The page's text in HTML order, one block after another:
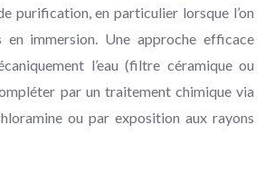
purification, en particulier lorsque l’on
en immersion. Une approche efficace
l’eau (filtre céramique ou
par un traitement chimique via
ou par exposition aux rayons